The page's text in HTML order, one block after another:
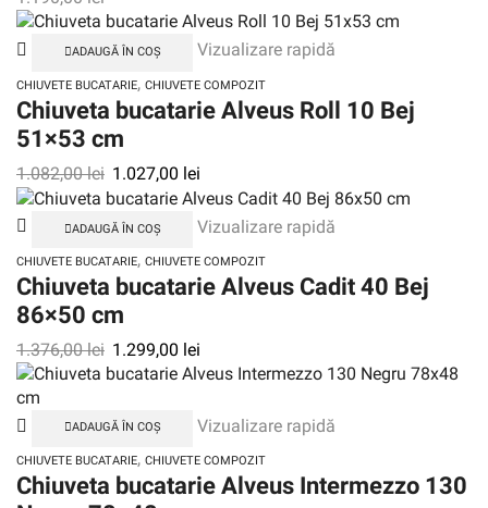
ADAUGĂ ÎN COȘ Vizualizare rapidă
CHIUVETE BUCATARIE, CHIUVETE COMPOZIT
Chiuveta bucatarie Alveus Roll 10 Bej
51×53 cm
1.082,00lei 1.027,00 lei
ADAUGĂ ÎN COȘ Vizualizare rapidă
CHIUVETE BUCATARIE, CHIUVETE COMPOZIT
Chiuveta bucatarie Alveus Cadit 40 Bej
86×50 cm
1.376,00lei 1.299,00 lei
ADAUGĂ ÎN COȘ Vizualizare rapidă
CHIUVETE BUCATARIE, CHIUVETE COMPOZIT
Chiuveta bucatarie Alveus Intermezzo 130